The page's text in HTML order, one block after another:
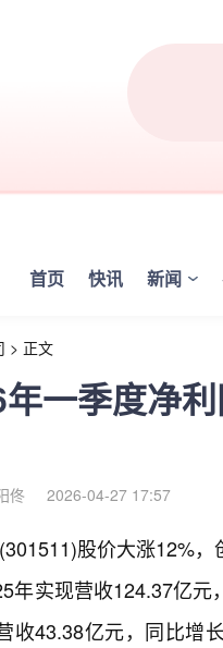
首页 快讯 新闻
> 正文
一季度净
佟 2026-04-27 17:57
股价大涨12%
年实现营收124.37亿
收43.38亿元，同比增